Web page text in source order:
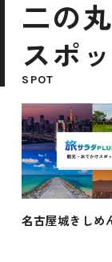
二の
スポ
SPOT
名古屋城きしめ